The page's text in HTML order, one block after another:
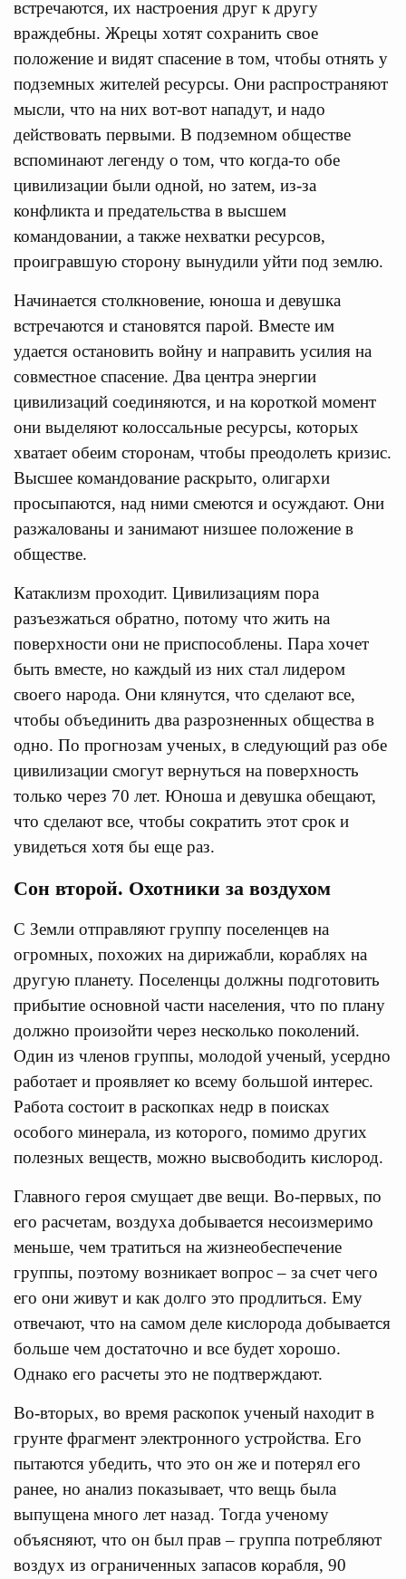
встречаются, их настроения друг к другу
враждебны. Жрецы хотят сохранить свое
положение и видят спасение в том, чтобы отнять у
подземных жителей ресурсы. Они распространяют
мысли, что на них вот-вот нападут, и надо
действовать первыми. В подземном обществе
вспоминают легенду о том, что когда-то обе
цивилизации были одной, но затем, из-за
конфликта и предательства в высшем
командовании, а также нехватки ресурсов,
проигравшую сторону вынудили уйти под землю.
Начинается столкновение, юноша и девушка
встречаются и становятся парой. Вместе им
удается остановить войну и направить усилия на
совместное спасение. Два центра энергии
цивилизаций соединяются, и на короткой момент
они выделяют колоссальные ресурсы, которых
хватает обеим сторонам, чтобы преодолеть кризис.
Высшее командование раскрыто, олигархи
просыпаются, над ними смеются и осуждают. Они
разжалованы и занимают низшее положение в
обществе.
Катаклизм проходит. Цивилизациям пора
разъезжаться обратно, потому что жить на
поверхности они не приспособлены. Пара хочет
быть вместе, но каждый из них стал лидером
своего народа. Они клянутся, что сделают все,
чтобы объединить два разрозненных общества в
одно. По прогнозам ученых, в следующий раз обе
цивилизации смогут вернуться на поверхность
только через 70 лет. Юноша и девушка обещают,
что сделают все, чтобы сократить этот срок и
увидеться хотя бы еще раз.
Сон второй. Охотники за воздухом
С Земли отправляют группу поселенцев на
огромных, похожих на дирижабли, кораблях на
другую планету. Поселенцы должны подготовить
прибытие основной части населения, что по плану
должно произойти через несколько поколений.
Один из членов группы, молодой ученый, усердно
работает и проявляет ко всему большой интерес.
Работа состоит в раскопках недр в поисках
особого минерала, из которого, помимо других
полезных веществ, можно высвободить кислород.
Главного героя смущает две вещи. Во-первых, по
его расчетам, воздуха добывается несоизмеримо
меньше, чем тратиться на жизнеобеспечение
группы, поэтому возникает вопрос – за счет чего
его они живут и как долго это продлиться. Ему
отвечают, что на самом деле кислорода добывается
больше чем достаточно и все будет хорошо.
Однако его расчеты это не подтверждают.
Во-вторых, во время раскопок ученый находит в
грунте фрагмент электронного устройства. Его
пытаются убедить, что это он же и потерял его
ранее, но анализ показывает, что вещь была
выпущена много лет назад. Тогда ученому
объясняют, что он был прав – группа потребляют
воздух из ограниченных запасов корабля, 90